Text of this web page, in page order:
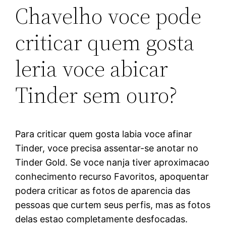
Chavelho voce pode
criticar quem gosta
leria voce abicar
Tinder sem ouro?
Para criticar quem gosta labia voce afinar
Tinder, voce precisa assentar-se anotar no
Tinder Gold. Se voce nanja tiver aproximacao
conhecimento recurso Favoritos, apoquentar
podera criticar as fotos de aparencia das
pessoas que curtem seus perfis, mas as fotos
delas estao completamente desfocadas.